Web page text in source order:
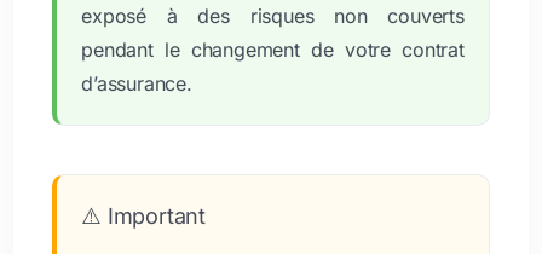
exposé à des risques non couverts
pendant le changement de votre contrat
d’assurance.
⚠️ Important